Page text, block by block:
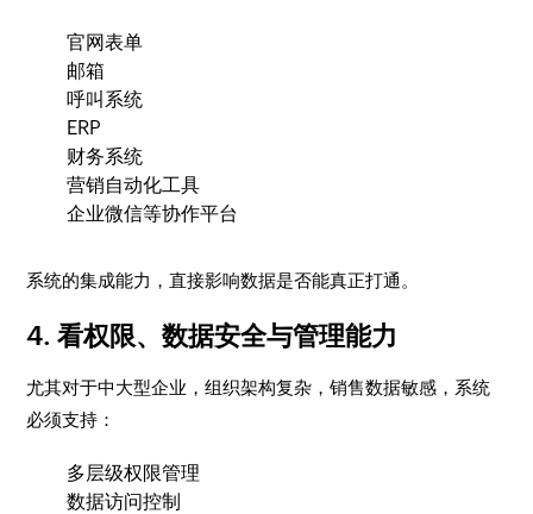
官网表单
邮箱
呼叫系统
ERP
财务系统
营销自动化工具
企业微信等协作平台
系统的集成能力，直接影响数据是否能真正打通。
4. 看权限、数据安全与管理能力
尤其对于中大型企业，组织架构复杂，销售数据敏感，系统
必须支持：
多层级权限管理
数据访问控制